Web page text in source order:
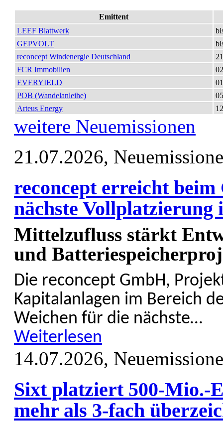
Emittent
LEEF Blattwerk
GEPVOLT
reconcept Windenergie Deutschland
FCR Immobilien
EVERYIELD
POB (Wandelanleihe)
Arteus Energy
weitere Neuemissionen
21.07.2026,
reconcept erreicht
nächste Vollplatzierung
Mittelzufluss stärkt
und
Die reconcept GmbH,
Kapital­anlagen im Bereich
Weichen für die nächste…
Weiterlesen
14.07.2026,
Sixt platziert 500-Mio.-
mehr als 3-fach